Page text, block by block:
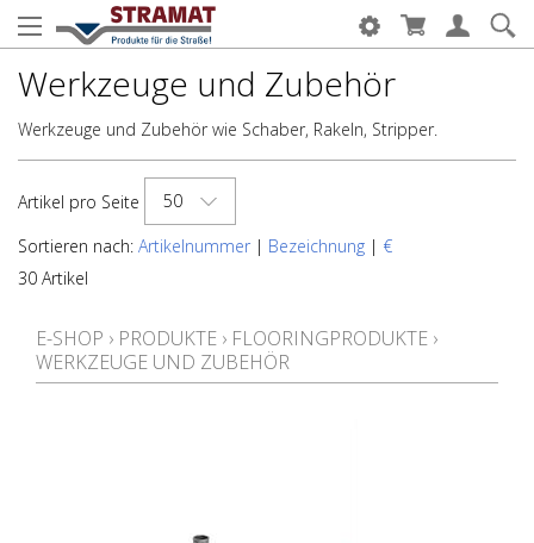
Werkzeuge und Zubehör
Werkzeuge und Zubehör wie Schaber, Rakeln, Stripper.
Artikel pro Seite
50
Sortieren nach: Artikelnummer | Bezeichnung | €
30 Artikel
E-SHOP › PRODUKTE › FLOORINGPRODUKTE ›
WERKZEUGE UND ZUBEHÖR